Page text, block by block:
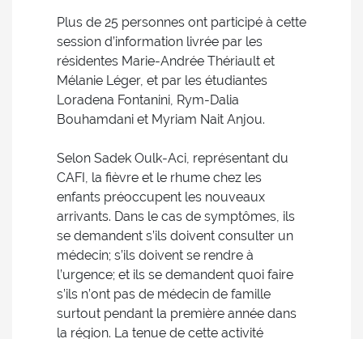
Plus de 25 personnes ont participé à cette
session d’information livrée par les
résidentes Marie-Andrée Thériault et
Mélanie Léger, et par les étudiantes
Loradena Fontanini, Rym-Dalia
Bouhamdani et Myriam Nait Anjou.
Selon Sadek Oulk-Aci, représentant du
CAFI, la fièvre et le rhume chez les
enfants préoccupent les nouveaux
arrivants. Dans le cas de symptômes, ils
se demandent s’ils doivent consulter un
médecin; s’ils doivent se rendre à
l’urgence; et ils se demandent quoi faire
s’ils n’ont pas de médecin de famille
surtout pendant la première année dans
la région. La tenue de cette activité